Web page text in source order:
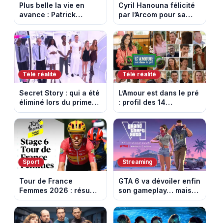
Plus belle la vie en
avance : Patrick
Nebout est-il mort ?
Episode du 10 août
2026 (spoiler)
Cyril Hanouna félicité
par l’Arcom pour sa
maîtrise de l’antenne
face aux propos de
Delphine Wespiser sur
le cancer
Télé réalité
Secret Story : qui a été
éliminé lors du prime
du 6 août 2026 sur
TMC ?
Télé réalité
L’Amour est dans le pré
: profil des 14
agriculteurs, speed
dating inédit et de
nouvelles histoires
d’amour
Sport
Tour de France
Femmes 2026 : résumé
vidéo de la 6e étape
entre Montbrison et
Tournon-sur-Rhône
Streaming
GTA 6 va dévoiler enfin
son gameplay… mais
d’abord sur Netflix